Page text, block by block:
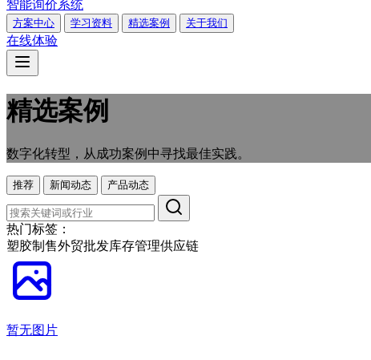
智能询价系统
方案中心 学习资料 精选案例 关于我们
在线体验
精选案例
数字化转型，从成功案例中寻找最佳实践。
推荐 新闻动态 产品动态
热门标签：
塑胶制售外贸批发库存管理供应链
暂无图片